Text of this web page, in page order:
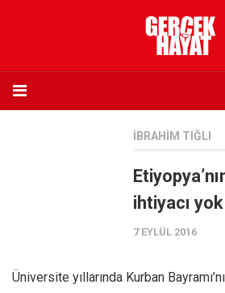
Abone olmak istiyorum
İBRAHIM TIĞLI
ihtiyacı yok
7 EYLÜL 2016
Üniversite yıllarında Kurban